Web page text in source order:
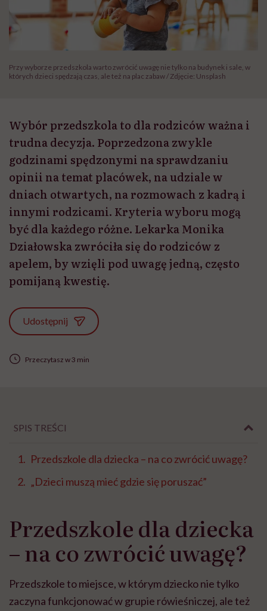
Przy wyborze przedszkola warto zwrócić uwagę nie tylko na budynek i sale, w
których dzieci spędzają czas, ale też na plac zabaw / Zdjęcie: Unsplash
Wybór przedszkola to dla rodziców ważna i
trudna decyzja. Poprzedzona zwykle
godzinami spędzonymi na sprawdzaniu
opinii na temat placówek, na udziale w
dniach otwartych, na rozmowach z kadrą i
innymi rodzicami. Kryteria wyboru mogą
być dla każdego różne. Lekarka Monika
Działowska zwróciła się do rodziców z
apelem, by wzięli pod uwagę jedną, często
pomijaną kwestię.
Udostępnij
Przeczytasz w 3 min
SPIS TREŚCI
Przedszkole dla dziecka – na co zwrócić uwagę?
„Dzieci muszą mieć gdzie się poruszać”
Przedszkole dla dziecka
– na co zwrócić uwagę?
Przedszkole to miejsce, w którym dziecko nie tylko
zaczyna funkcjonować w grupie rówieśniczej, ale też